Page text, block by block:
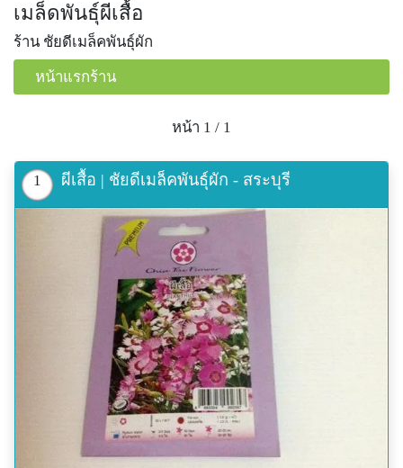
เมล็ดพันธุ์ผีเสื้อ
ร้าน ชัยดีเมล็คพันธุ์ผัก
หน้าแรกร้าน
หน้า 1 / 1
1 ผีเสื้อ | ชัยดีเมล็คพันธุ์ผัก - สระบุรี